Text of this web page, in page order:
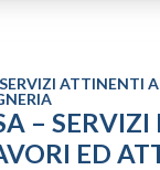
ATTINENTI
–
ED